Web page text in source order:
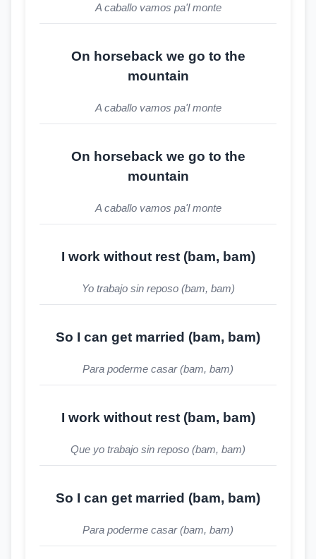
A caballo vamos pa'l monte
On horseback we go to the
mountain
A caballo vamos pa'l monte
On horseback we go to the
mountain
A caballo vamos pa'l monte
I work without rest (bam, bam)
Yo trabajo sin reposo (bam, bam)
So I can get married (bam, bam)
Para poderme casar (bam, bam)
I work without rest (bam, bam)
Que yo trabajo sin reposo (bam, bam)
So I can get married (bam, bam)
Para poderme casar (bam, bam)